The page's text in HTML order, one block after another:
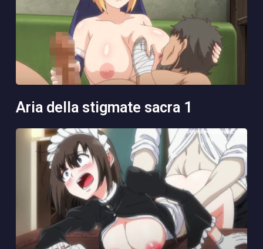
aria della stigmate sacra 1